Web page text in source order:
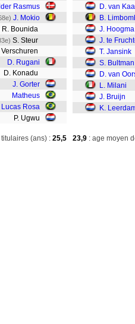
Rasmus
J. Mokio
R. Bounida
S. Steur
Verschuren
D. Rugani
D. Konadu
J. Gorter
Matheus
Lucas Rosa
P. Ugwu
D. van
B.
J. Hoogma
J. te
T. Jansink
S. Bultman
D. van
L. Milani
J. Bruijn
K.
(ans) : 25,5 23,9 : age moyen